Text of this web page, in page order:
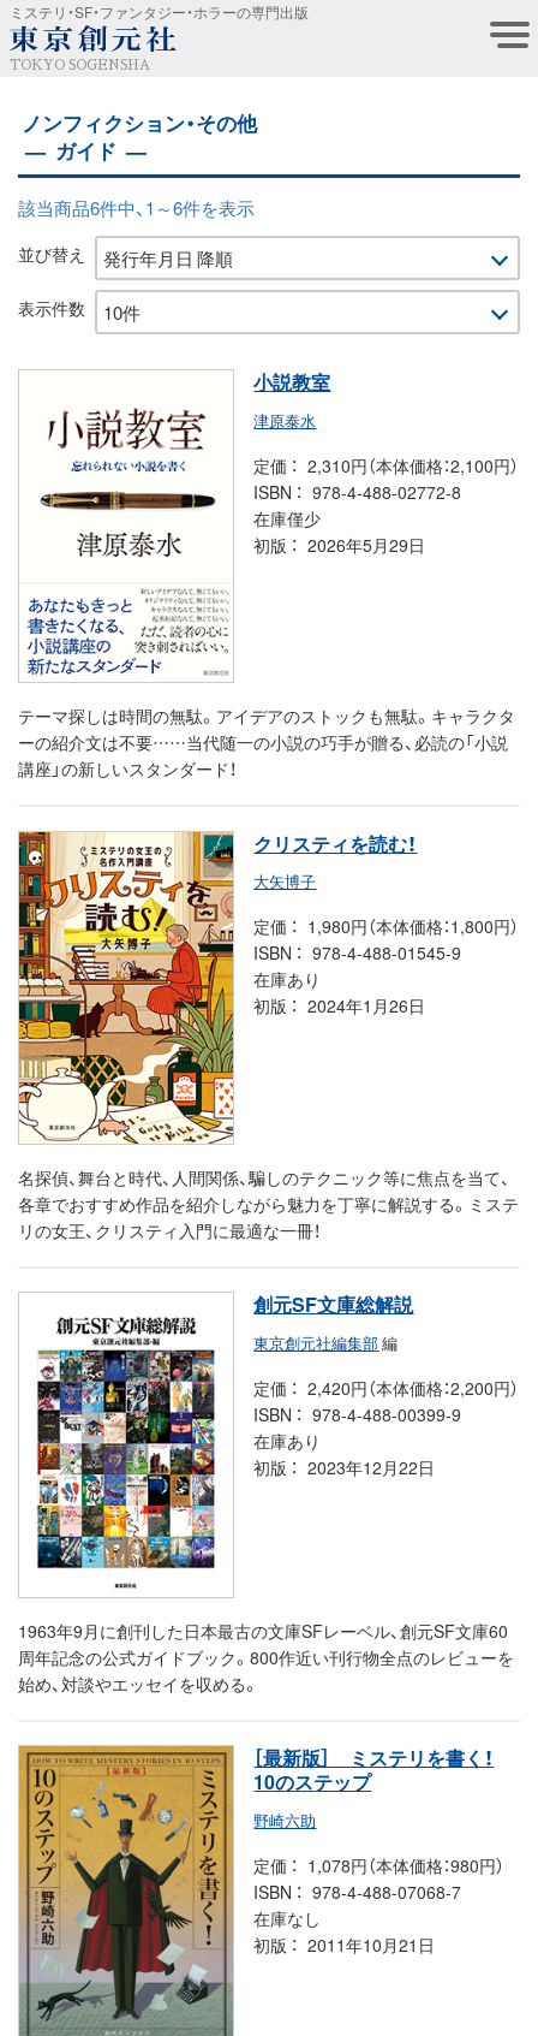
ミステリ・SF・ファンタジー・ホラーの専門出版
TOKYO SOGENSHA
ノンフィクション・その他
ガイド
該当商品6件中、1～6件を表示
並び替え
表示件数
小説教室
津原泰水
定価
2,310円（本体価格：2,100円）
ISBN
978-4-488-02772-8
在庫僅少
初版
2026年5月29日
テーマ探しは時間の無駄。アイデアのストックも無駄。キャラクタ
ーの紹介文は不要……当代随一の小説の巧手が贈る、必読の「小説
講座」の新しいスタンダード！
クリスティを読む！
大矢博子
定価
1,980円（本体価格：1,800円）
ISBN
978-4-488-01545-9
在庫あり
初版
2024年1月26日
名探偵、舞台と時代、人間関係、騙しのテクニック等に焦点を当て、
各章でおすすめ作品を紹介しながら魅力を丁寧に解説する。ミステ
リの女王、クリスティ入門に最適な一冊！
創元SF文庫総解説
東京創元社編集部編
定価
2,420円（本体価格：2,200円）
ISBN
978-4-488-00399-9
在庫あり
初版
2023年12月22日
1963年9月に創刊した日本最古の文庫SFレーベル、創元SF文庫60
周年記念の公式ガイドブック。800作近い刊行物全点のレビューを
始め、対談やエッセイを収める。
［最新版］
ミステリを書く！
10のステップ
野崎六助
定価
1,078円（本体価格：980円）
ISBN
978-4-488-07068-7
在庫なし
初版
2011年10月21日